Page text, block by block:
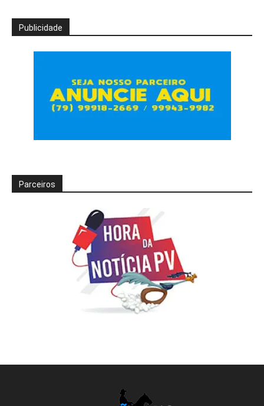
Publicidade
Parceiros